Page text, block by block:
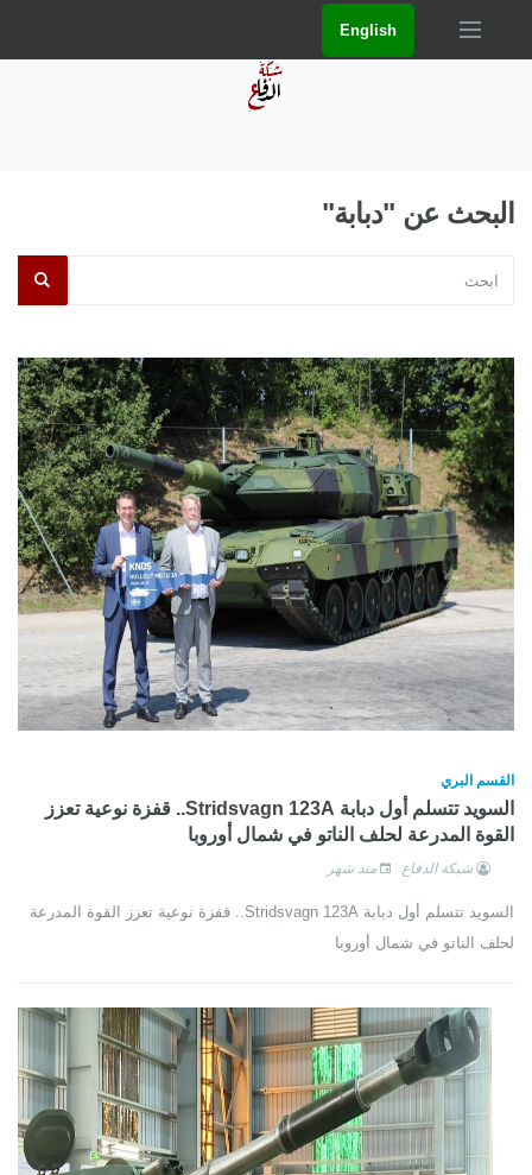
English
البحث عن "دبابة"
القسم البري
السويد تتسلم أول دبابة Stridsvagn 123A.. قفزة نوعية تعزز
القوة المدرعة لحلف الناتو في شمال أوروبا
شبكة الدفاع منذ شهر
السويد تتسلم أول دبابة Stridsvagn 123A.. قفزة نوعية تعزز القوة المدرعة
لحلف الناتو في شمال أوروبا